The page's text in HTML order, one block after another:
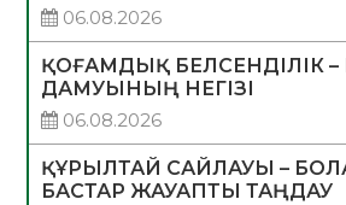
06.08.2026
ҚОҒАМДЫҚ БЕЛСЕНДІЛІК –
ДАМУЫНЫҢ НЕГІЗІ
06.08.2026
ҚҰРЫЛТАЙ САЙЛАУЫ –
БАСТАР ЖАУАПТЫ ТАҢДАУ